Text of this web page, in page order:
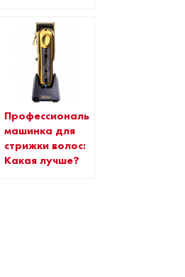
Профессиональная
машинка для
стрижки волос:
Какая лучше?